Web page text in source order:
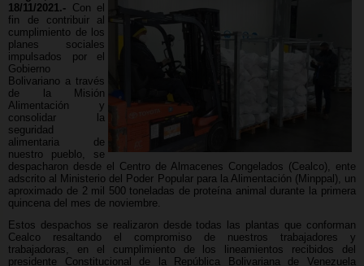
18/11/2021.- Con el
fin de contribuir al
cumplimiento de los
planes sociales
impulsados por el
Gobierno
Bolivariano a través
de la Misión
Alimentación y
consolidar la
seguridad
alimentaria de
nuestro pueblo, se
despacharon desde el Centro de Almacenes Congelados (Cealco), ente
adscrito al Ministerio del Poder Popular para la Alimentación (Minppal), un
aproximado de 2 mil 500 toneladas de proteína animal durante la primera
quincena del mes de noviembre.
Estos despachos se realizaron desde todas las plantas que conforman
Cealco resaltando el compromiso de nuestros trabajadores y
trabajadoras, en el cumplimiento de los lineamientos recibidos del
presidente Constitucional de la República Bolivariana de Venezuela